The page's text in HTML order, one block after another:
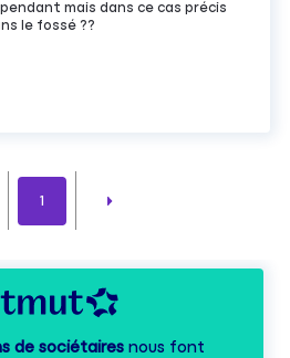
mais dans ce cas précis
le fossé ??
1
de sociétairesnous font